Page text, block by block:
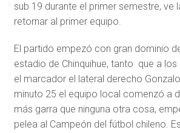
sub 19 durante el primer semestre, ve
retornar al primer equipo.
El partido empezó con gran dominio
estadio de Chinquihue, tanto que a
el marcador el lateral derecho
minuto 25 el equipo local comenzó a
más garra que ninguna otra cosa,
pelea al Campeón del fútbol chileno.